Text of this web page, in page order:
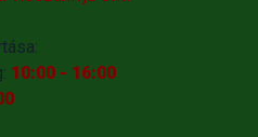
10:00 - 16:00